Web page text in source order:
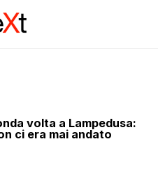
volta a Lampedusa:
ci era mai andato